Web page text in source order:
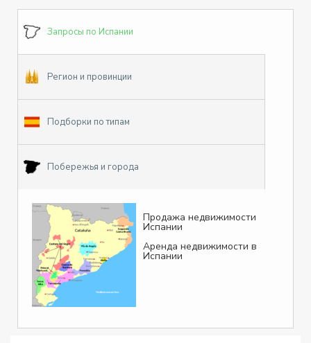
Запросы по Испании
Регион и провинции
Подборки по типам
Побережья и города
Продажа недвижимости
Испании
Аренда недвижимости в
Испании